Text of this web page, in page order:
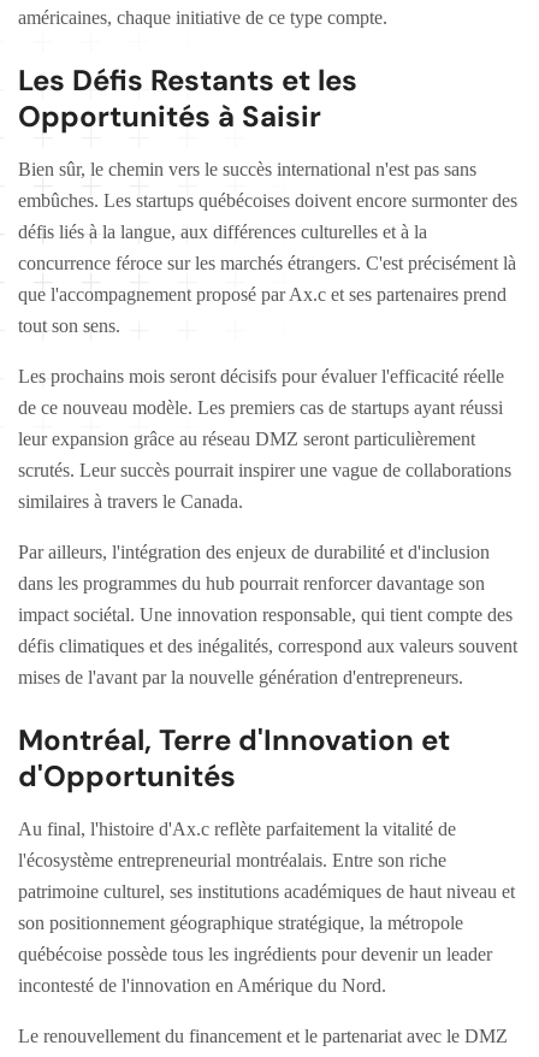
américaines, chaque initiative de ce type compte.
Les Défis Restants et les
Opportunités à Saisir
Bien sûr, le chemin vers le succès international n'est pas sans
embûches. Les startups québécoises doivent encore surmonter des
défis liés à la langue, aux différences culturelles et à la
concurrence féroce sur les marchés étrangers. C'est précisément là
que l'accompagnement proposé par Ax.c et ses partenaires prend
tout son sens.
Les prochains mois seront décisifs pour évaluer l'efficacité réelle
de ce nouveau modèle. Les premiers cas de startups ayant réussi
leur expansion grâce au réseau DMZ seront particulièrement
scrutés. Leur succès pourrait inspirer une vague de collaborations
similaires à travers le Canada.
Par ailleurs, l'intégration des enjeux de durabilité et d'inclusion
dans les programmes du hub pourrait renforcer davantage son
impact sociétal. Une innovation responsable, qui tient compte des
défis climatiques et des inégalités, correspond aux valeurs souvent
mises de l'avant par la nouvelle génération d'entrepreneurs.
Montréal, Terre d'Innovation et
d'Opportunités
Au final, l'histoire d'Ax.c reflète parfaitement la vitalité de
l'écosystème entrepreneurial montréalais. Entre son riche
patrimoine culturel, ses institutions académiques de haut niveau et
son positionnement géographique stratégique, la métropole
québécoise possède tous les ingrédients pour devenir un leader
incontesté de l'innovation en Amérique du Nord.
Le renouvellement du financement et le partenariat avec le DMZ